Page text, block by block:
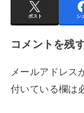
ポスト シ
コメントを残
メールアドレス
付いている欄は